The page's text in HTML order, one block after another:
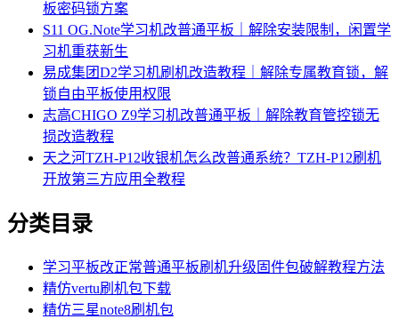
板密码锁方案
S11 OG.Note学习机改普通平板｜解除安装限制，闲置学
习机重获新生
易成集团D2学习机刷机改造教程｜解除专属教育锁，解
锁自由平板使用权限
志高CHIGO Z9学习机改普通平板｜解除教育管控锁无
损改造教程
天之河TZH-P12收银机怎么改普通系统？TZH-P12刷机
开放第三方应用全教程
分类目录
学习平板改正常普通平板刷机升级固件包破解教程方法
精仿vertu刷机包下载
精仿三星note8刷机包